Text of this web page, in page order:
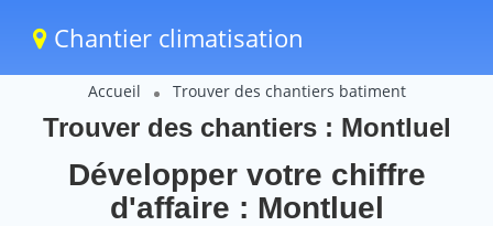
Chantier climatisation
Accueil Trouver des chantiers batiment
Trouver des chantiers : Montluel
Développer votre chiffre
d'affaire : Montluel